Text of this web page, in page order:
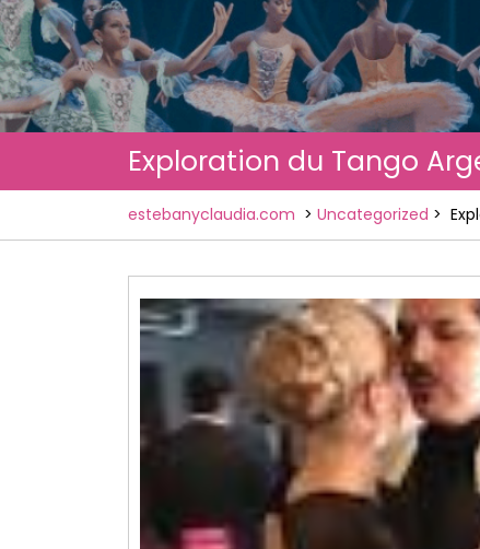
Exploration du Tango
estebanyclaudia.com > Uncategorized >